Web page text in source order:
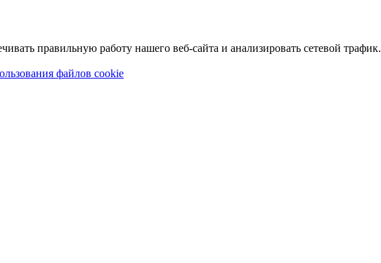
правильную работу нашего веб-сайта и анализировать сетевой трафик.
файлов cookie